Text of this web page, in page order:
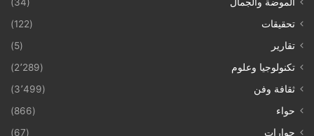
تحقيقات
(122)
تقارير
(5)
تكنولوجيا وعلوم
(2٬289)
ثقافة وفن
(3٬499)
حواء
(866)
حوارات
(67)